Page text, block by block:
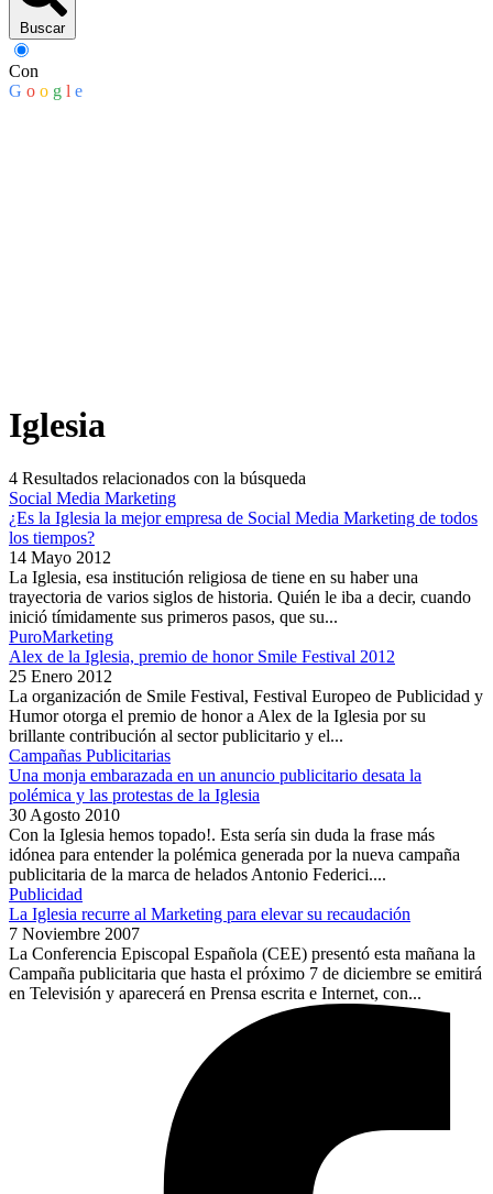
Buscar
Con
G o o g l e
Iglesia
4 Resultados relacionados con la búsqueda
Social Media Marketing
¿Es la Iglesia la mejor empresa de Social Media Marketing de todos
los tiempos?
14 Mayo 2012
La Iglesia, esa institución religiosa de tiene en su haber una
trayectoria de varios siglos de historia. Quién le iba a decir, cuando
inició tímidamente sus primeros pasos, que su...
PuroMarketing
Alex de la Iglesia, premio de honor Smile Festival 2012
25 Enero 2012
La organización de Smile Festival, Festival Europeo de Publicidad y
Humor otorga el premio de honor a Alex de la Iglesia por su
brillante contribución al sector publicitario y el...
Campañas Publicitarias
Una monja embarazada en un anuncio publicitario desata la
polémica y las protestas de la Iglesia
30 Agosto 2010
Con la Iglesia hemos topado!. Esta sería sin duda la frase más
idónea para entender la polémica generada por la nueva campaña
publicitaria de la marca de helados Antonio Federici....
Publicidad
La Iglesia recurre al Marketing para elevar su recaudación
7 Noviembre 2007
La Conferencia Episcopal Española (CEE) presentó esta mañana la
Campaña publicitaria que hasta el próximo 7 de diciembre se emitirá
en Televisión y aparecerá en Prensa escrita e Internet, con...